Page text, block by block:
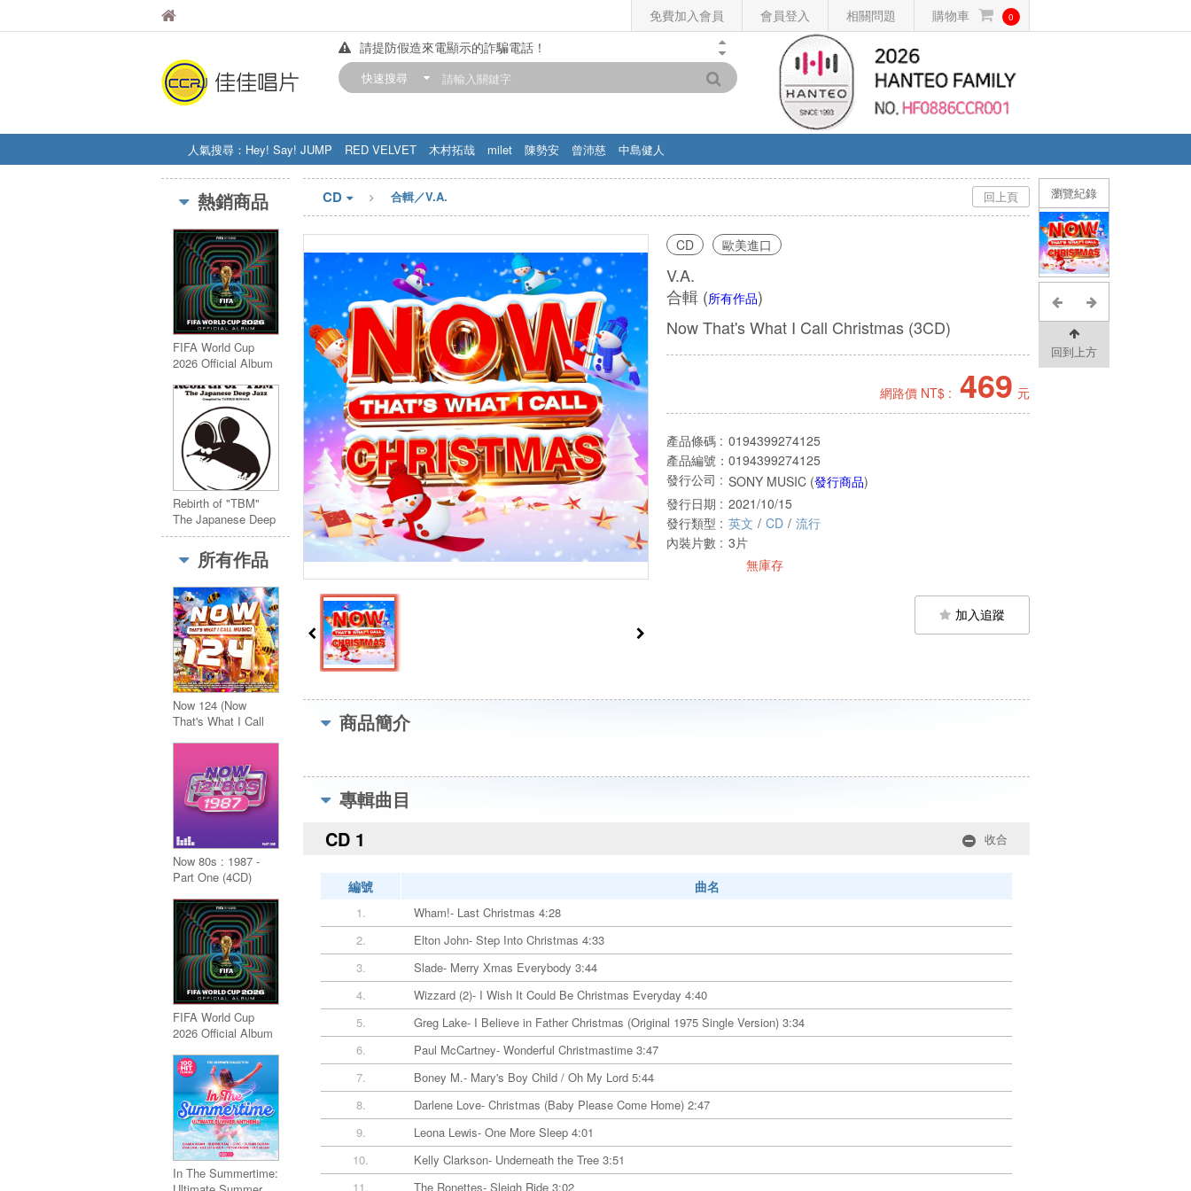
免費加入會員 會員登入 相關問題 購物車 0
佳佳唱片
請提防假造來電顯示的詐騙電話！
【中華門市營業時間調整公告】
快速搜尋
人氣搜尋： Hey! Say! JUMP RED VELVET 木村拓哉 milet 陳勢安 曾沛慈
中島健人
STRAY KIDS
盧廣仲 周杰伦
瀏覽紀錄
回到上方
熱銷商品
FIFA World Cup
2026 Official Album
Rebirth of "TBM"
The Japanese Deep
Jazz Compiled by
Tatsuo Sunaga
(2CD)所有作品
Now 124 (Now
That's What I Call
Now 80s : 1987 -
Part One (4CD)
FIFA World Cup
2026 Official Album
In The Summertime:
回上頁
CD 合輯／V.A.
CD 歐美進口
V.A.
合輯 (所有作品)
Now That's What I Call Christmas (3CD)
網路價 NT$ : 469 元
產品條碼 : 0194399274125
產品編號： 0194399274125
發行公司 : SONY MUSIC (發行商品)
發行日期 : 2021/10/15
發行類型 : 英文 / CD / 流行
內裝片數 : 3片
無庫存
加入追蹤
商品簡介
專輯曲目
收合
CD 1
編號 曲名
1.
Wham!- Last Christmas 4:28
2.
Elton John- Step Into Christmas 4:33
3.
Slade- Merry Xmas Everybody 3:44
4.
Wizzard (2)- I Wish It Could Be Christmas Everyday 4:40
5.
Greg Lake- I Believe in Father Christmas (Original 1975 Single Version) 3:34
6.
Paul McCartney- Wonderful Christmastime 3:47
7.
Boney M.- Mary's Boy Child / Oh My Lord 5:44
8.
Darlene Love- Christmas (Baby Please Come Home) 2:47
9.
Leona Lewis- One More Sleep 4:01
10.
Kelly Clarkson- Underneath the Tree 3:51
11.
The Ronettes- Sleigh Ride 3:02